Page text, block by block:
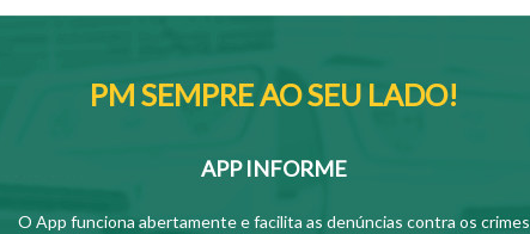
PM SEMPRE AO SEU LADO!
APP INFORME
O App funciona abertamente e facilita as denúncias contra os crimes